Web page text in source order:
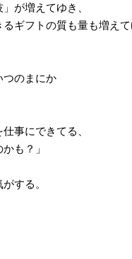
が増えてゆき、
ギフトの質も量も増えて
つのまにか
事にできてる、
も？」
する。